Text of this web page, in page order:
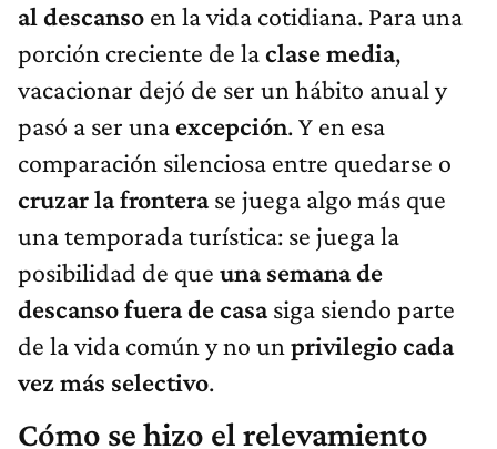
al descanso en la vida cotidiana. Para una
porción creciente de laclase media,
vacacionar dejó de ser un hábito anual y
pasó a ser una excepción. Y en esa
comparación silenciosa entre quedarse o
cruzar la fronterase juega algo más que
una temporada turística: se juega la
posibilidad de que una semana de
descanso fuera de casasiga siendo parte
de la vida común y no un privilegio cada
vez más selectivo.
Cómo se hizo el relevamiento